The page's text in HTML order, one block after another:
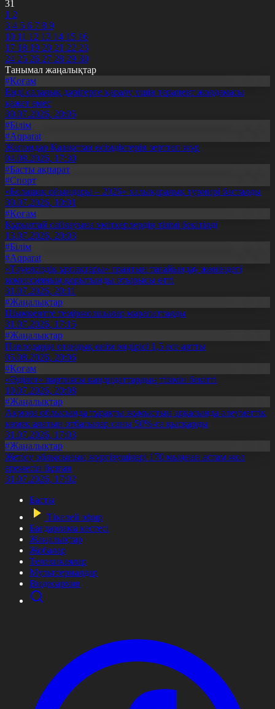
31
1 2
3 4 5 6 7 8 9
10 11 12 13 14 15 16
17 18 19 20 21 22 23
24 25 26 27 28 29 30
Танымал жаңалықтар
#Қоғам
Енді салалық дәрігерге қаралу үшін терапевт жолдамасы
қажет емес
30.07.2026, 20:05
#Білім
#Aqparat
Жапондар Қазақстан өсімдіктерін зерттеп жүр
04.08.2026, 17:30
#Басты ақпарат
#Спорт
«Болашақ ойындары – 2026» халықаралық турнирі басталды
30.07.2026, 10:01
#Қоғам
Құрылтай сайлауына үміткерлердің тізімі бекітілді
13.07.2026, 20:03
#Білім
#Aqparat
«Тәуелсіздік ұрпақтары» грантын тағайындау жөніндегі
комиссияның қорытынды отырысы өтті
31.07.2026, 20:11
#Жаңалықтар
Шымкентте теміржолшылар марапатталды
31.07.2026, 17:15
#Жаңалықтар
Павлодарда отандық өнім өндірісі 1,5 есе артты
05.08.2026, 20:06
#Қоғам
«Әділет» партиясы кандидаттардың тізімін бекітті
10.07.2026, 20:08
#Жаңалықтар
Ақмола облысында тұрақты жұмыстың арқасында әлеуметтік
көмек алатын отбасылар саны 50%-ға қысқарды
31.07.2026, 17:03
#Жаңалықтар
Жетісу облысының жүргізушілері 170 мыңнан астам жол
ережесін бұзған
31.07.2026, 17:02
Басты
Тікелей эфир
Бағдарлама кестесі
Жаңалықтар
Жобалар
Телехикаялар
Мультсериалдар
Видеоархив